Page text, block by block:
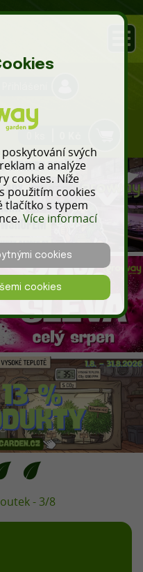
svých
a analýze
cookies. Níže
použitím cookies
tlačítko s typem
Více informací
cookies
cookies
- 3/8